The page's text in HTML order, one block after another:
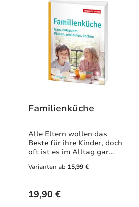
Familienküche
Alle Eltern wollen das
Beste für ihre Kinder, doch
oft ist es im Alltag gar
Wünschen und
Ernährung nicht teuer und
Varianten ab 15,99 €
19,90 €